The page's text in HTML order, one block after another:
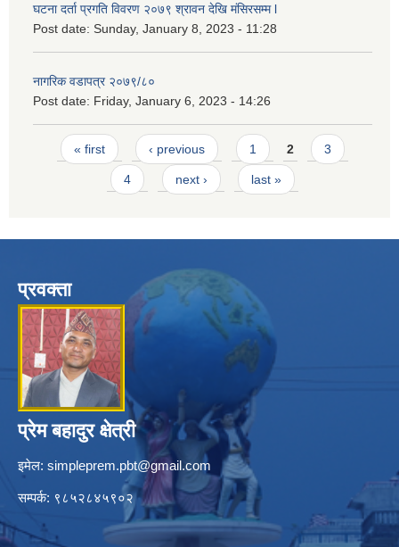
घटना दर्ता प्रगति विवरण २०७९ श्रावन देखि मंसिरसम्म l
Post date: Sunday, January 8, 2023 - 11:28
नागरिक वडापत्र २०७९/८०
Post date: Friday, January 6, 2023 - 14:26
Pages
« first ‹ previous 1 2 3
4 next › last »
प्रवक्ता
प्रेम बहादुर क्षेत्री
इमेल: simpleprem.pbt@gmail.com
सम्पर्क: ९८५२८४५९०२